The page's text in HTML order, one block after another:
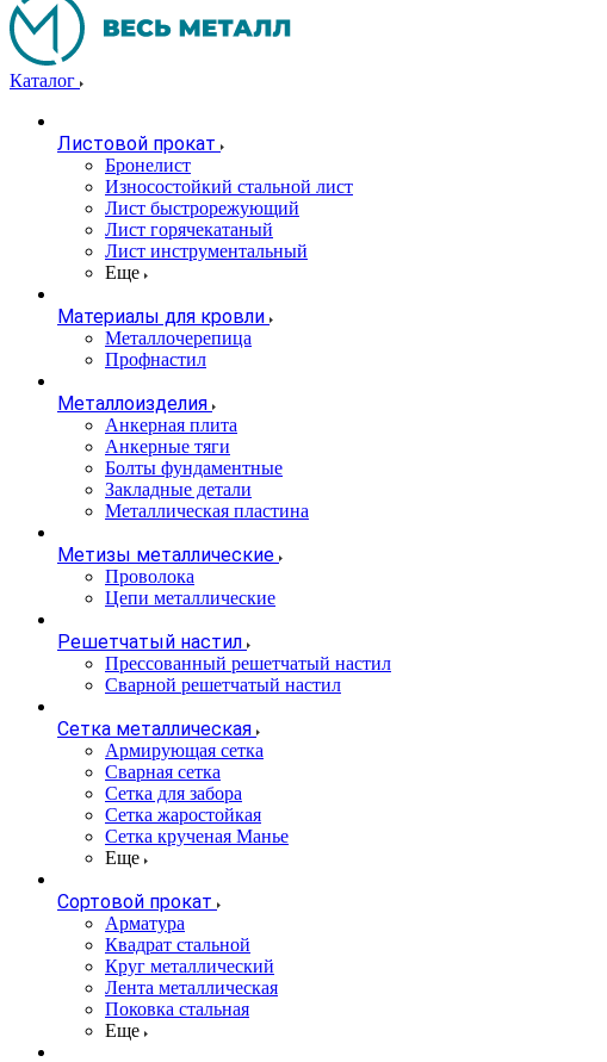
Каталог
Листовой прокат
Бронелист
Износостойкий стальной лист
Лист быстрорежующий
Лист горячекатаный
Лист инструментальный
Еще
Материалы для кровли
Металлочерепица
Профнастил
Металлоизделия
Анкерная плита
Анкерные тяги
Болты фундаментные
Закладные детали
Металлическая пластина
Метизы металлические
Проволока
Цепи металлические
Решетчатый настил
Прессованный решетчатый настил
Сварной решетчатый настил
Сетка металлическая
Армирующая сетка
Сварная сетка
Сетка для забора
Сетка жаростойкая
Сетка крученая Манье
Еще
Сортовой прокат
Арматура
Квадрат стальной
Круг металлический
Лента металлическая
Поковка стальная
Еще